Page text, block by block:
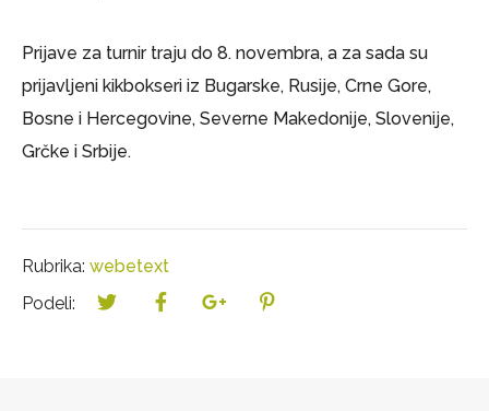
Prijave za turnir traju do 8. novembra, a za sada su
prijavljeni kikbokseri iz Bugarske, Rusije, Crne Gore,
Bosne i Hercegovine, Severne Makedonije, Slovenije,
Grčke i Srbije.
Rubrika: webetext
Podeli: